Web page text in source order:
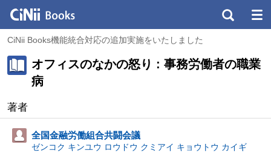
CiNii Books機能統合対応の追加実施をいたしました
オフィスのなかの怒り : 事務労働者の職業
病
著者
全国金融労働組合共闘会議
ゼンコク キンユウ ロウドウ クミアイ キョウトウ カイギ